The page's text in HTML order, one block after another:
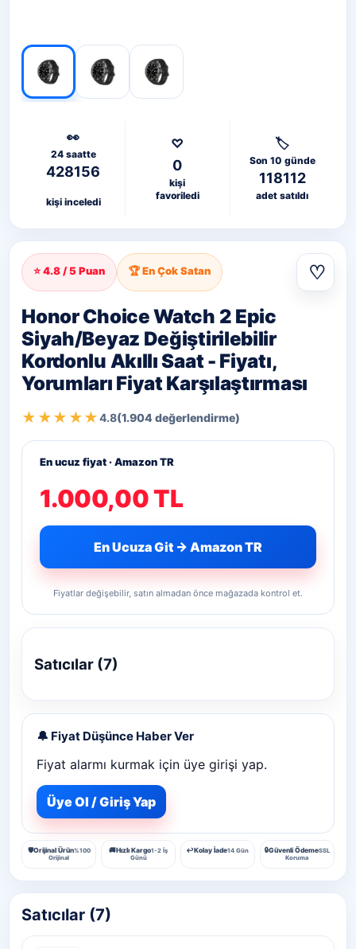
👀
24 saatte
428156
kişi inceledi
♡
0
kişi
favoriledi
🏷️
Son 10 günde
118112
adet satıldı
⭐ 4.8 / 5 Puan 🏆 En Çok Satan ♡
Honor Choice Watch 2 Epic
Siyah/Beyaz Değiştirilebilir
Kordonlu Akıllı Saat - Fiyatı,
Yorumları Fiyat Karşılaştırması
★★★★★4.8(1.904 değerlendirme)
En ucuz fiyat · Amazon TR
1.000,00 TL
En Ucuza Git → Amazon TR
Fiyatlar değişebilir, satın almadan önce mağazada kontrol et.
Satıcılar (7)
🔔 Fiyat Düşünce Haber Ver
Fiyat alarmı kurmak için üye girişi yap.
Üye Ol / Giriş Yap
🛡️Orijinal Ürün%100
Orijinal
🚚Hızlı Kargo1-2 İş
Günü
↩️Kolay İade14 Gün 🔒Güvenli ÖdemeSSL
Koruma
Satıcılar (7)